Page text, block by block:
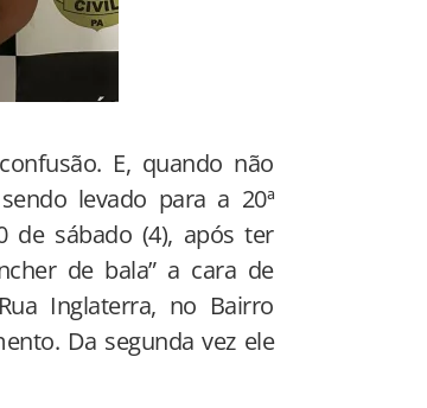
E, quando não
levado para a 20ª
de sábado (4), após ter
de bala” a cara de
Inglaterra, no Bairro
Da segunda vez ele